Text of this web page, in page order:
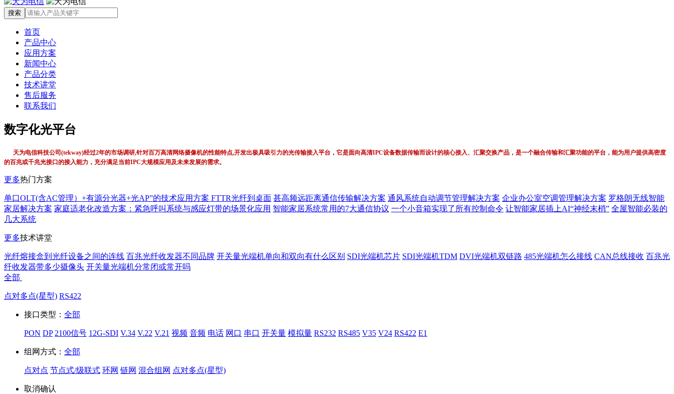
首页
产品中心
应用方案
新闻中心
产品分类
技术讲堂
售后服务
联系我们
数字化光平台
天为电信科技公司(tekway)经过2年的市场调研,针对百万高清网络摄像机的性能特点,开发出极具吸引力的光传输接入平台，它是面向高清IPC设备数据传输而设计的核心接入、汇聚交换产品，是一个融合传输和汇聚功能的平台，能为用户提供高密度
的百兆或千兆光接口的接入能力，充分满足当前IPC大规模应用及未来发展的需求。
更多热门方案
单口OLT(含AC管理）+有源分光器+光AP”的技术应用方案 FTTR光纤到桌面 甚高频远距离通信传输解决方案 通风系统自动调节管理解决方案 企业办公室空调管理解决方案 罗格朗无线智能
家居解决方案 家庭适老化改造方案：紧急呼叫系统与感应灯带的场景化应用 智能家居系统常用的7大通信协议 一个小音箱实现了所有控制命令 让智能家居插上AI“神经末梢” 全屋智能必装的
几大系统
更多技术讲堂
光纤熔接盒到光纤设备之间的连线 百兆光纤收发器不同品牌 开关量光端机单向和双向有什么区别 SDI光端机芯片 SDI光端机TDM DVI光端机双链路 485光端机怎么接线 CAN总线接收 百兆光
纤收发器带多少摄像头 开关量光端机分常闭或常开吗
全部
点对多点(星型) RS422
接口类型： 全部
PON DP 2100信号 12G-SDI V.34 V.22 V.21 视频 音频 电话 网口 串口 开关量 模拟量 RS232 RS485 V35 V24 RS422 E1
组网方式： 全部
点对点 节点式/级联式 环网 链网 混合组网 点对多点(星型)
取消确认